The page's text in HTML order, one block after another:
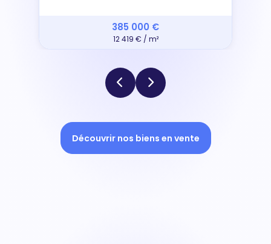
385 000 €
12 419 € / m²
Découvrir nos biens en vente